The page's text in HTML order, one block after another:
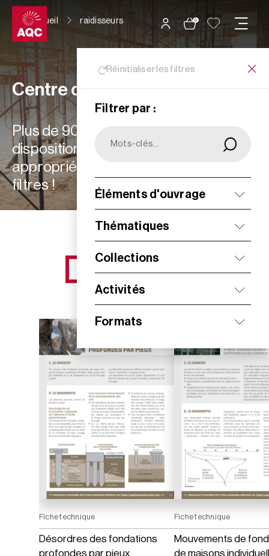
Panneau de gestion des cookies
0
Accueil raidisseurs
Réinitialiser les filtres
Filtrer par :
Éléments d'ouvrage
Thématiques
Collections
Activités
Formats
Centre de ressources
Plus de 900 ressources à votre
disposition : choisissez les plus
appropriées à vos besoins grâce aux
filtres !
NOS NOUVEAUTÉS
Fiche technique
Désordres des fondations
profondes par pieux
Fiche technique
Mouvements de
de maisons